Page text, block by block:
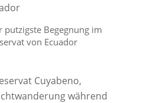
putzigste Begegnung im
von Ecuador